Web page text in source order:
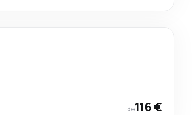
de116 €